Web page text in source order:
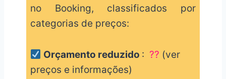
no Booking, classificados por
categorias de preços:
Orçamento reduzido : ?? (ver
preços e informações)